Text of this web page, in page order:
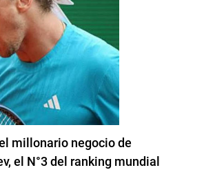
millonario negocio de
el N°3 del ranking mundial